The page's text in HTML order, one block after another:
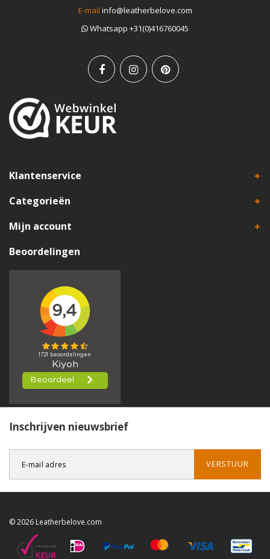
E-mail info@leatherbelove.com
Whatsapp +31(0)416760045
Klantenservice
Categorieën
Mijn account
Beoordelingen
Inschrijven nieuwsbrief
VERSTUUR
© 2026 Leatherbelove.com